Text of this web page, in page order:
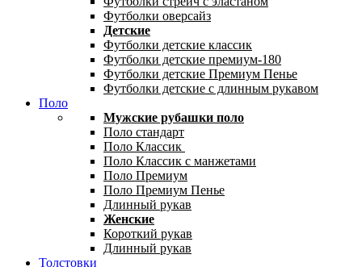
Футболки оверсайз
Детские
Футболки детские классик
Футболки детские премиум-180
Футболки детские Премиум Пенье
Футболки детские с длинным рукавом
Поло
Мужские рубашки поло
Поло стандарт
Поло Классик
Поло Классик с манжетами
Поло Премиум
Поло Премиум Пенье
Длинный рукав
Женские
Короткий рукав
Длинный рукав
Толстовки